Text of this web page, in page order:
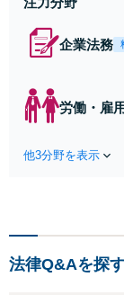
企業法務
労働・雇用
他3分野を表示
法律Q&Aを探